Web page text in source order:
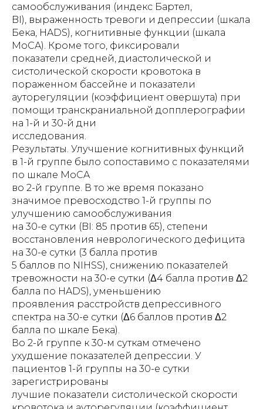
самообслуживания (индекс Бартел,
BI), выраженность тревоги и депрессии (шкала
Бека, HADS), когнитивные функции (шкала
MoCA). Кроме того, фиксировали
показатели средней, диастолической и
систолической скорости кровотока в
пораженном бассейне и показатели
ауторегуляции (коэффициент овершута) при
помощи транскраниальной допплерографии
на 1-й и 30-й дни
исследования.
Результаты. Улучшение когнитивных функций
в 1-й группе было сопоставимо с показателями
по шкале МoCA
во 2-й группе. В то же время показано
значимое превосходство 1-й группы по
улучшению самообслуживания
на 30-е сутки (BI: 85 против 65), степени
восстановления неврологического дефицита
на 30-е сутки (3 балла против
5 баллов по NIHSS), снижению показателей
тревожности на 30-е сутки (Δ4 балла против Δ2
балла по HADS), уменьшению
проявления расстройств депрессивного
спектра на 30-е сутки (Δ6 баллов против Δ2
балла по шкале Бека).
Во 2-й группе к 30-м суткам отмечено
ухудшение показателей депрессии. У
пациентов 1-й группы на 30-е сутки
зарегистрированы
лучшие показатели систолической скорости